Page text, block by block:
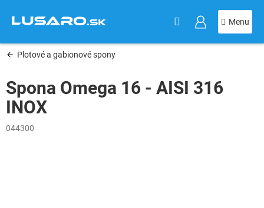
obsah
Plotové a gabionové spony
Spona Omega 16 - AISI 316
INOX
044300